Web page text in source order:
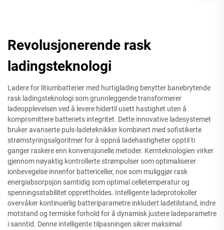
Revolusjonerende rask
ladingsteknologi
Ladere for litiumbatterier med hurtiglading benytter banebrytende
rask ladingsteknologi som grunnleggende transformerer
ladeopplevelsen ved å levere hidertil usett hastighet uten å
kompromittere batteriets integritet. Dette innovative ladesystemet
bruker avanserte puls-ladeteknikker kombinert med sofistikerte
strømstyringsalgoritmer for å oppnå ladehastigheter opptil ti
ganger raskere enn konvensjonelle metoder. Kernteknologien virker
gjennom nøyaktig kontrollerte strømpulser som optimaliserer
ionbevegelse innenfor battericeller, noe som muliggjør rask
energiabsorpsjon samtidig som optimal celletemperatur og
spenningsstabilitet opprettholdes. Intelligente ladeprotokoller
overvåker kontinuerlig batteriparametre inkludert ladetilstand, indre
motstand og termiske forhold for å dynamisk justere ladeparametre
i sanntid. Denne intelligente tilpasningen sikrer maksimal